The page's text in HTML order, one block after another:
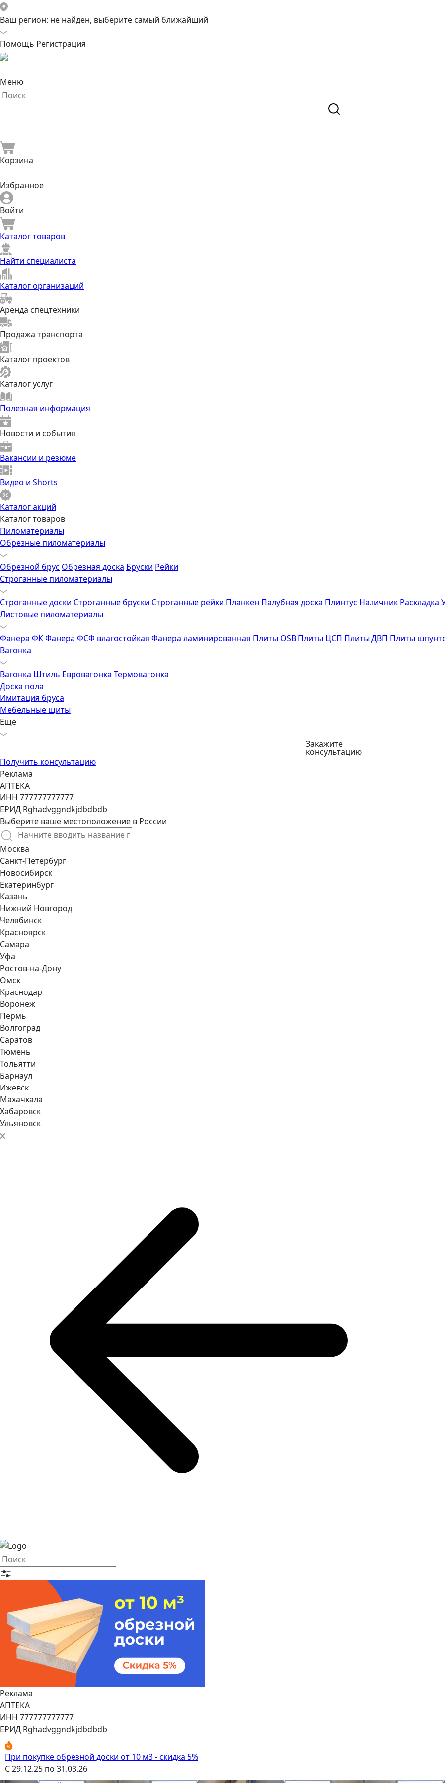
Ваш регион: не найден, выберите самый ближайший
Помощь Регистрация
Меню
Корзина
Избранное
Войти
Каталог товаров
Найти специалиста
Каталог организаций
Аренда спецтехники
Продажа транспорта
Каталог проектов
Каталог услуг
Полезная информация
Новости и события
Вакансии и резюме
Видео и Shorts
Каталог акций
Каталог товаров
Пиломатериалы
Обрезные пиломатериалы
Обрезной брус Обрезная доска Бруски Рейки
Строганные пиломатериалы
Строганные доски Строганные бруски Строганные рейки Планкен Палубная доска Плинтус Наличник Раскладка
Листовые пиломатериалы
Фанера ФКФанера ФСФ влагостойкая Фанера ламинированная Плиты OSB Плиты ЦСП Плиты ДВП Плиты
Вагонка
Вагонка Штиль Евровагонка Термовагонка
Доска пола
Имитация бруса
Мебельные щиты
Ещё
Закажите
консультацию
Получить консультацию
ЕРИД Rghadvggndkjdbdbdb
Выберите ваше местоположение в России
Москва
Санкт-Петербург
Новосибирск
Екатеринбург
Казань
Нижний Новгород
Челябинск
Красноярск
Самара
Уфа
Ростов-на-Дону
Омск
Краснодар
Воронеж
Пермь
Волгоград
Саратов
Тюмень
Тольятти
Барнаул
Ижевск
Махачкала
Хабаровск
Ульяновск
Реклама
АПТЕКА
ИНН 777777777777
ЕРИД Rghadvggndkjdbdbdb
При покупке обрезной доски от 10 м3 - скидка 5%
С 29.12.25 по 31.03.26